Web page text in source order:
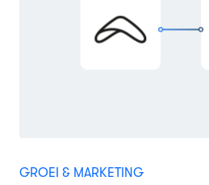
GROEI & MARKETING